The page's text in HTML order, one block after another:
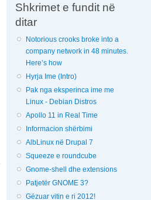
Shkrimet e fundit në
ditar
Notorious crooks broke into a
company network in 48 minutes.
Here’s how
Hyrja Ime (Intro)
Pak nga eksperinca ime me
Linux - Debian Distros
Apollo 11 in Real Time
Informacion shërbimi
AlbLinux në Drupal 7
Squeeze e roundcube
Gnome-shell dhe extensions
Patjetër GNOME 3?
Gëzuar vitin e ri 2012!